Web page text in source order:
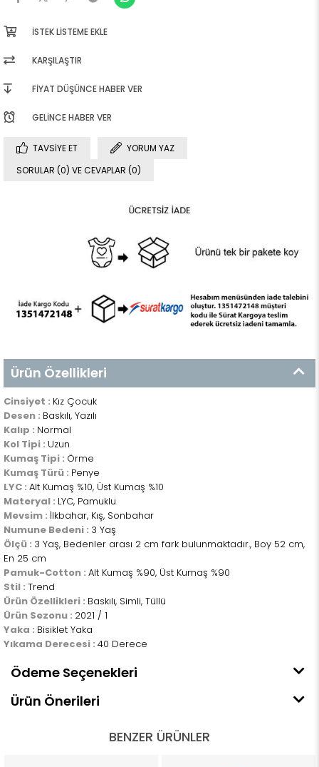
İSTEK LISTEME EKLE
KARŞILAŞTIR
FIYAT DÜŞÜNCE HABER VER
GELINCE HABER VER
TAVSIYE ET
YORUM YAZ
SORULAR (0) VE CEVAPLAR (0)
Ürün Özellikleri
Cinsiyet : Kız Çocuk
Desen : Baskılı, Yazılı
Kalıp : Normal
Kol Tipi : Uzun
Kumaş Tipi : Örme
Kumaş Türü : Penye
LYC : Alt Kumaş %10, Üst Kumaş %10
Materyal : LYC, Pamuklu
Mevsim : İlkbahar, Kış, Sonbahar
Numune Bedeni : 3 Yaş
Ölçü : 3 Yaş, Bedenler arası 2 cm fark bulunmaktadır., Boy 52 cm,
En 25 cm
Pamuk-Cotton : Alt Kumaş %90, Üst Kumaş %90
Stil : Trend
Ürün Özellikleri : Baskılı, Simli, Tüllü
Ürün Sezonu : 2021 / 1
Yaka : Bisiklet Yaka
Yıkama Derecesi : 40 Derece
Ödeme Seçenekleri
Ürün Önerileri
BENZER ÜRÜNLER